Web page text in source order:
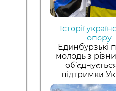
Історії
опору
Единбурзькі
молодь з
підтримки